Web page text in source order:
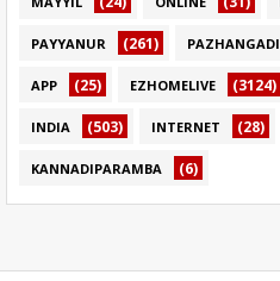
PAYYANUR (261) PAZHANGADI
APP (25) EZHOMELIVE (3124)
INDIA (503) INTERNET (28)
KANNADIPARAMBA (6)